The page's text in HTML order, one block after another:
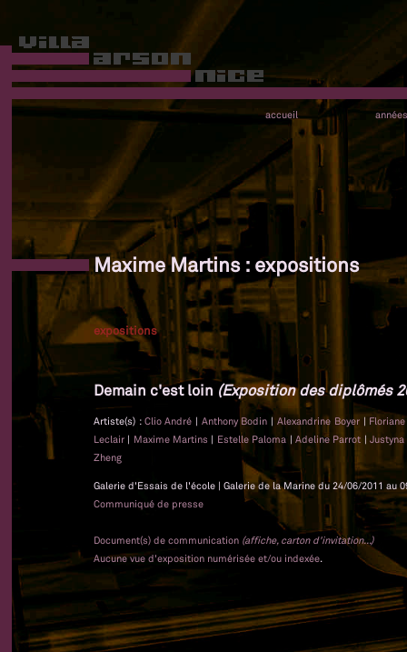
accueil années
Maxime Martins : expositions
expositions
Demain c'est loin (Exposition des diplômés
Artiste(s) : Clio André | Anthony Bodin | Alexandrine Boyer |
Leclair | Maxime Martins | Estelle Paloma | Adeline Parrot |
Zheng
Galerie d'Essais de l'école | Galerie de la Marine du 24/06/2011 au
Communiqué de presse
Document(s) de communication (affiche, carton d'invitation...)
Aucune vue d'exposition numérisée et/ou indexée.